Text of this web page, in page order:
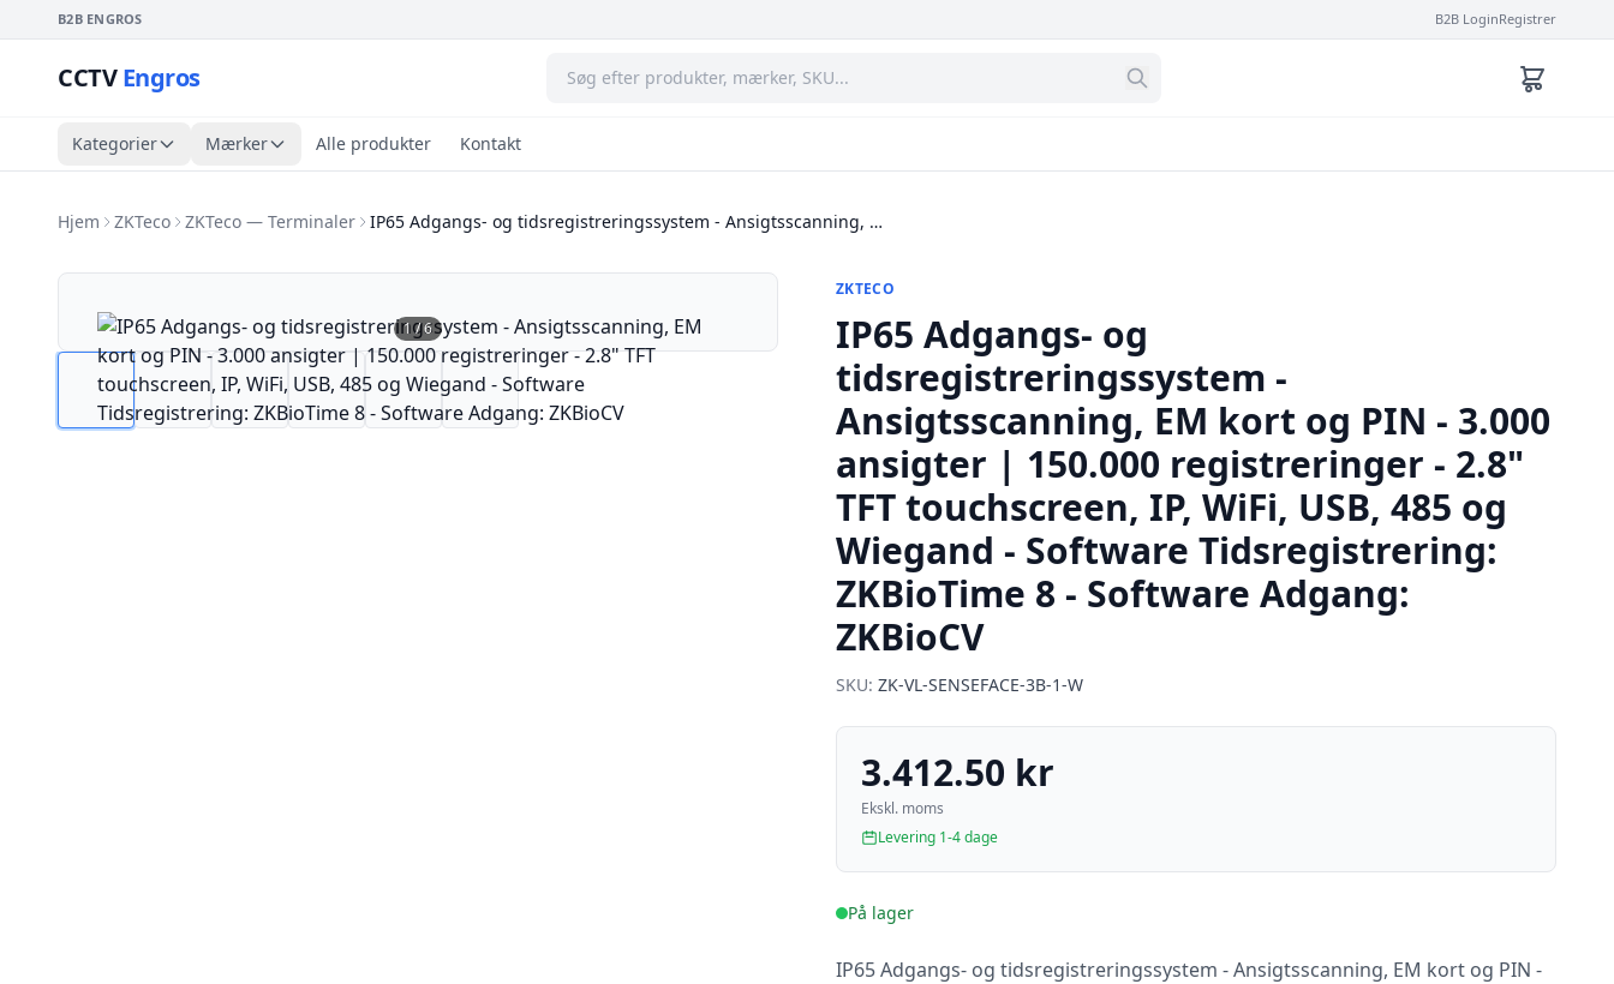
B2B ENGROS B2B LoginRegistrer
CCTVEngros
Kategorier Mærker Alle produkter Kontakt
Hjem ZKTeco ZKTeco — Terminaler IP65 Adgangs- og tidsregistreringssystem - Ansigtsscanning, …
1/6
ZKTECO
IP65 Adgangs- og
tidsregistreringssystem -
Ansigtsscanning, EM kort og PIN - 3.000
ansigter | 150.000 registreringer - 2.8"
TFT touchscreen, IP, WiFi, USB, 485 og
Wiegand - Software Tidsregistrering:
ZKBioTime 8 - Software Adgang:
ZKBioCV
SKU: ZK-VL-SENSEFACE-3B-1-W
3.412.50 kr
Ekskl. moms
Levering 1-4 dage
På lager
IP65 Adgangs- og tidsregistreringssystem - Ansigtsscanning, EM kort og PIN -